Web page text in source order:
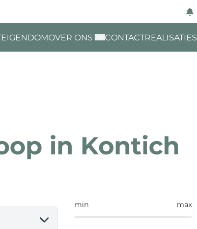
OVER ONS CONTACTREALISATIES
in Kontich
min max